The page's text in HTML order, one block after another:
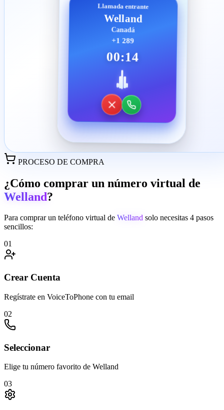
Llamada entrante
Welland
Canadá
+1 289
00:14
PROCESO DE COMPRA
¿Cómo comprar un número virtual de
Welland?
Para comprar un teléfono virtual de Welland solo necesitas 4 pasos
sencillos:
01
Crear Cuenta
Regístrate en VoiceToPhone con tu email
02
Seleccionar
Elige tu número favorito de Welland
03